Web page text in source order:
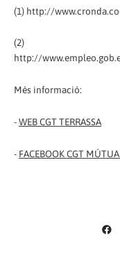
(1) http://
(2)
http://
Més informació:
-WEB CGT TERRASSA
- FACEBOOK CGT MÚTUA